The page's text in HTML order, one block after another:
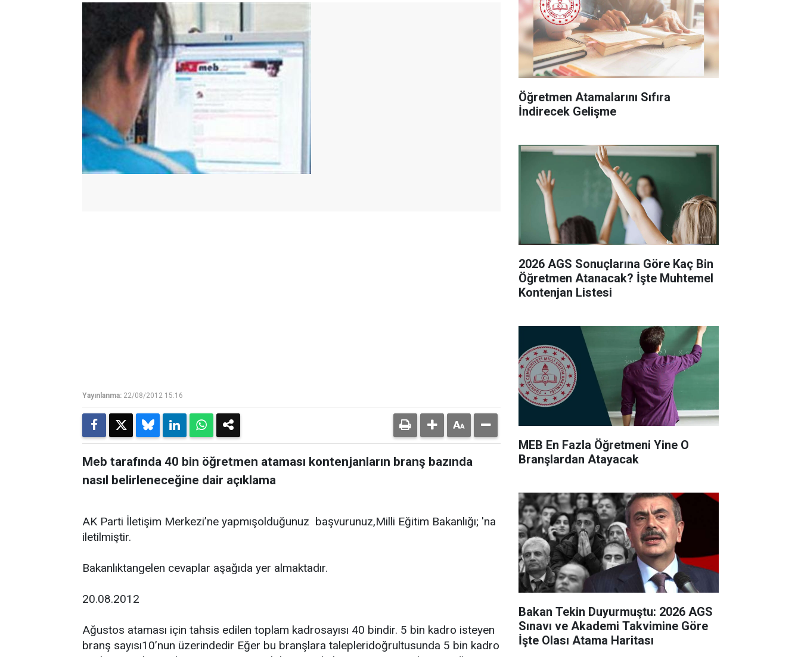
Yayınlanma: 22/08/2012 15:16
Meb tarafında 40 bin öğretmen ataması kontenjanların branş bazında
nasıl belirleneceğine dair açıklama
AK Parti İletişim Merkezi’ne yapmışolduğunuz başvurunuz,Milli Eğitim Bakanlığı; 'na
iletilmiştir.
Bakanlıktangelen cevaplar aşağıda yer almaktadır.
20.08.2012
Ağustos ataması için tahsis edilen toplam kadrosayısı 40 bindir. 5 bin kadro isteyen
branş sayısı10’nun üzerindedir Eğer bu branşlara talepleridoğrultusunda 5 bin kadro
Öğretmen Atamalarını Sıfıra
İndirecek Gelişme
2026 AGS Sonuçlarına Göre Kaç Bin
Öğretmen Atanacak? İşte Muhtemel
Kontenjan Listesi
MEB En Fazla Öğretmeni Yine O
Branşlardan Atayacak
Bakan Tekin Duyurmuştu: 2026 AGS
Sınavı ve Akademi Takvimine Göre
İşte Olası Atama Haritası